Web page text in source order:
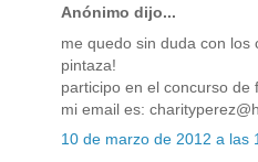
Anónimo dijo...
me quedo sin duda con los
pintaza!
participo en el concurso de
mi email es:
10 de marzo de 2012 a las